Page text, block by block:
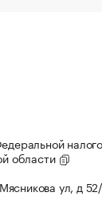
области
ул, д